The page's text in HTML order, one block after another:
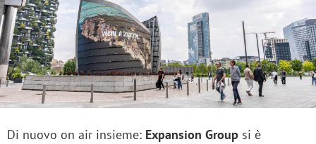
Di nuovo on air insieme: Expansion Group si è